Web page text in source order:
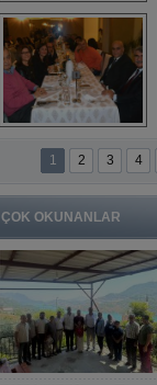
Titiopolis Antik
Kenti tanıtımı
Anamurlular
Buluşması
1 2 3 4
ÇOK OKUNANLAR